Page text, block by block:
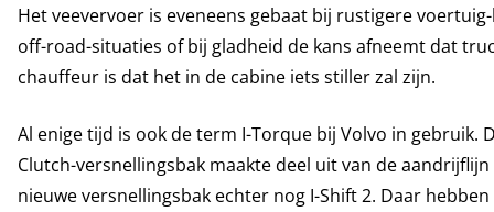
Het veevervoer is eveneens gebaat bij rustigere
off-road-situaties of bij gladheid de kans afneemt dat
chauffeur is dat het in de cabine iets stiller zal zijn.
Al enige tijd is ook de term I-Torque bij Volvo in gebruik.
Clutch-versnellingsbak maakte deel uit van de
nieuwe versnellingsbak echter nog I-Shift 2. Daar